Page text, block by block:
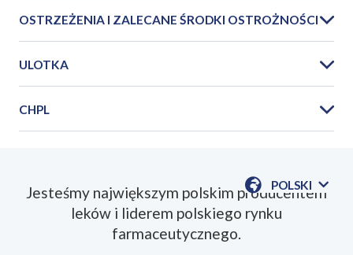
OSTRZEŻENIA I ZALECANE ŚRODKI OSTROŻNOŚCI
ULOTKA
CHPL
POLSKI
POKAŻ
Jesteśmy największym polskim producentem
leków i liderem polskiego rynku
farmaceutycznego.